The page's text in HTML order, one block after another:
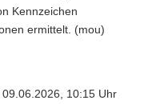
Kennzeichen
ermittelt. (mou)
10:15 Uhr